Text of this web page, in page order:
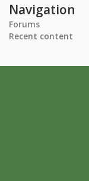
Navigation
Forums
Recent content